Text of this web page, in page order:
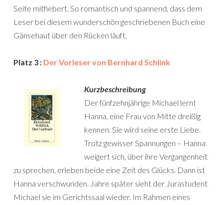
Seite mitfiebert. So romantisch und spannend, dass dem
Leser bei diesem wunderschön geschriebenen Buch eine
Gänsehaut über den Rücken läuft.
Platz 3 : Der Vorleser von Bernhard Schlink
Kurzbeschreibung
Der fünfzehnjährige Michael lernt
Hanna, eine Frau von Mitte dreißig
kennen. Sie wird seine erste Liebe.
Trotz gewisser Spannungen – Hanna
weigert sich, über ihre Vergangenheit
zu sprechen, erleben beide eine Zeit des Glücks. Dann ist
Hanna verschwunden. Jahre später sieht der Jurastudent
Michael sie im Gerichtssaal wieder. Im Rahmen eines